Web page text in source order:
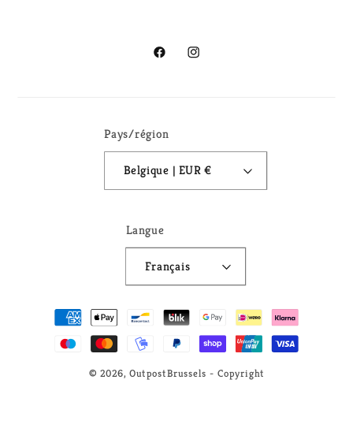
FacebookInstagram
Pays/région
Belgique | EUR €
Langue
Français
Moyens
de
paiement
© 2026,OutpostBrussels - Copyright